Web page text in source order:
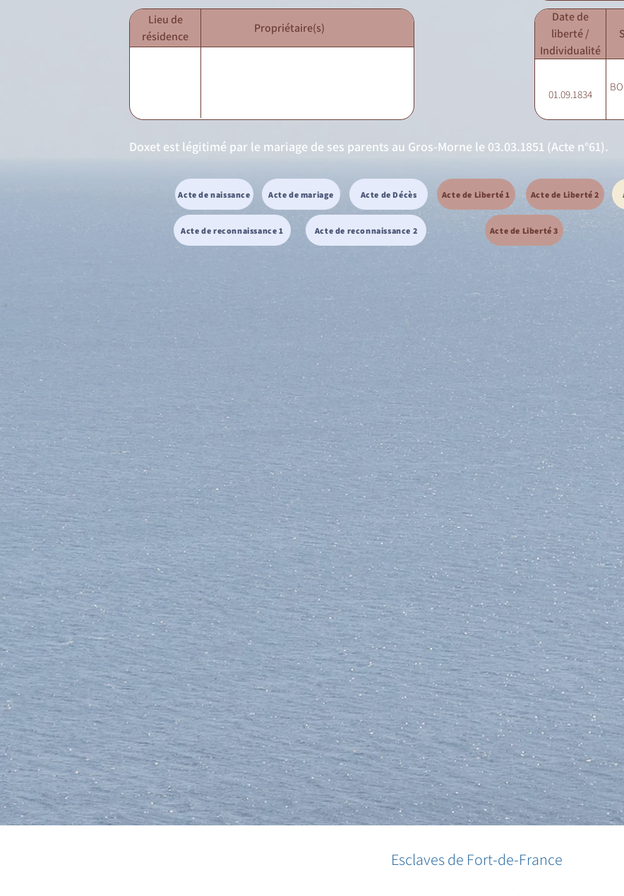
Lieu de
résidence
Propriétaire(s)
Date de
liberté /
Individualité
01.09.1834
Doxet est légitimé par le mariage de ses parents au Gros-Morne le 03.03.1851 (Acte n°61).
Acte de naissance Acte de mariage Acte de Décès
Acte de reconnaissance 1 Acte de reconnaissance 2
Acte de Liberté 1 Acte de Liberté 2
Acte de Liberté 3
Esclaves de Fort-de-France